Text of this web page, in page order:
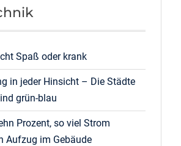
Spaß oder krank
in jeder Hinsicht – Die Städte
grün-blau
Prozent, so viel Strom
Aufzug im Gebäude